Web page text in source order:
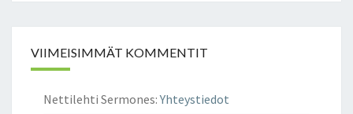
VIIMEISIMMÄT KOMMENTIT
Nettilehti Sermones:Yhteystiedot